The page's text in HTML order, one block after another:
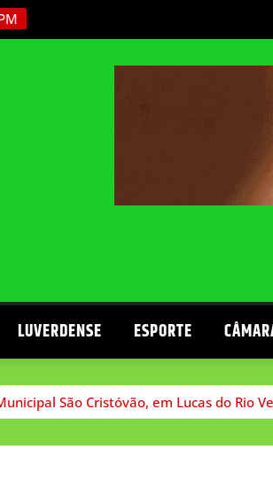
LUVERDENSE ESPORTE
São Cristóvão, em Lucas do Rio